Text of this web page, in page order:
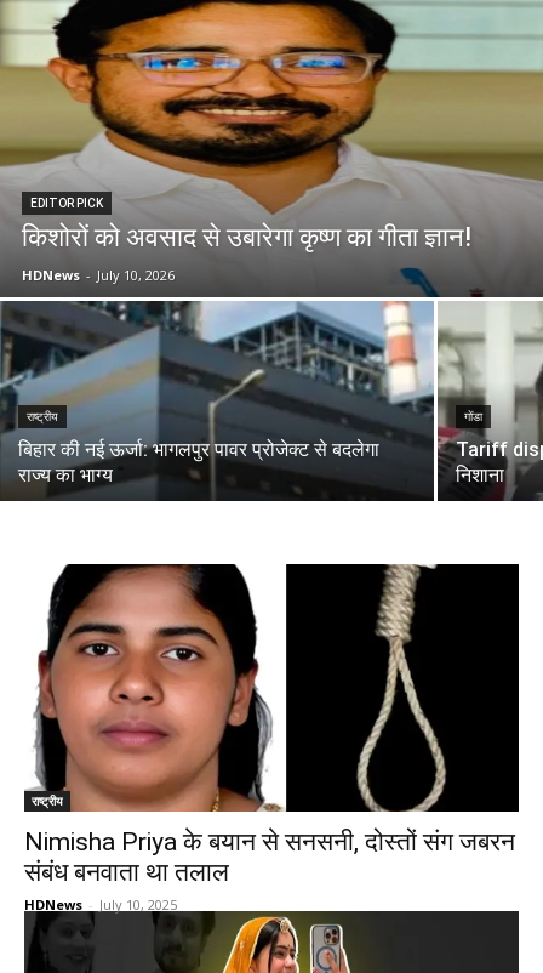
EDITOR PICK
किशोरों को अवसाद से उबारेगा कृष्ण का गीता ज्ञान!
HDNews - July 10, 2026
राष्ट्रीय
बिहार की नई ऊर्जा: भागलपुर पावर प्रोजेक्ट से बदलेगा
राज्य का भाग्य
गोंडा
Tariff
निशाना
राष्ट्रीय
Nimisha Priya के बयान से सनसनी, दोस्तों संग जबरन
संबंध बनवाता था तलाल
HDNews - July 10, 2025